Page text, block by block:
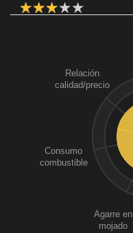
Agarre en
mojado
Consumo
combustible
Relación
calidad/precio